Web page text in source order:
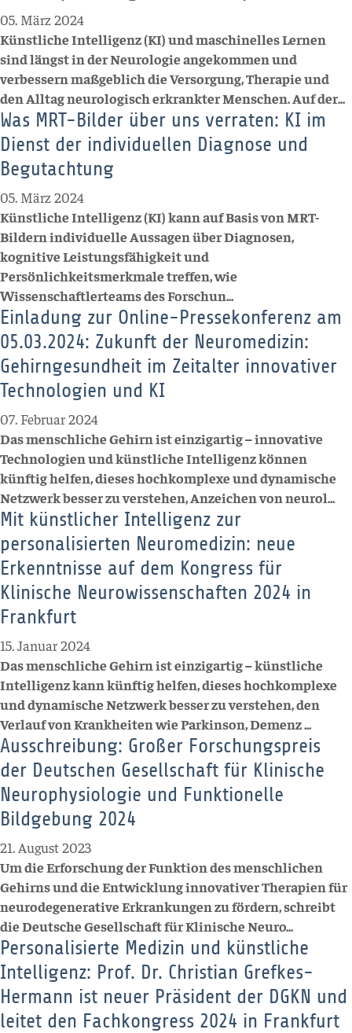
05. März 2024
Künstliche Intelligenz (KI) und maschinelles Lernen
sind längst in der Neurologie angekommen und
verbessern maßgeblich die Versorgung, Therapie und
den Alltag neurologisch erkrankter Menschen. Auf der...
Was MRT-Bilder über uns verraten: KI im
Dienst der individuellen Diagnose und
Begutachtung
05. März 2024
Künstliche Intelligenz (KI) kann auf Basis von MRT-
Bildern individuelle Aussagen über Diagnosen,
kognitive Leistungsfähigkeit und
Persönlichkeitsmerkmale treffen, wie
Wissenschaftlerteams des Forschun...
Einladung zur Online-Pressekonferenz am
05.03.2024: Zukunft der Neuromedizin:
Gehirngesundheit im Zeitalter innovativer
Technologien und KI
07. Februar 2024
Das menschliche Gehirn ist einzigartig – innovative
Technologien und künstliche Intelligenz können
künftig helfen, dieses hochkomplexe und dynamische
Netzwerk besser zu verstehen, Anzeichen von neurol...
Mit künstlicher Intelligenz zur
personalisierten Neuromedizin: neue
Erkenntnisse auf dem Kongress für
Klinische Neurowissenschaften 2024 in
Frankfurt
15. Januar 2024
Das menschliche Gehirn ist einzigartig – künstliche
Intelligenz kann künftig helfen, dieses hochkomplexe
und dynamische Netzwerk besser zu verstehen, den
Verlauf von Krankheiten wie Parkinson, Demenz ...
Ausschreibung: Großer Forschungspreis
der Deutschen Gesellschaft für Klinische
Neurophysiologie und Funktionelle
Bildgebung 2024
21. August 2023
Um die Erforschung der Funktion des menschlichen
Gehirns und die Entwicklung innovativer Therapien für
neurodegenerative Erkrankungen zu fördern, schreibt
die Deutsche Gesellschaft für Klinische Neuro...
Personalisierte Medizin und künstliche
Intelligenz: Prof. Dr. Christian Grefkes-
Hermann ist neuer Präsident der DGKN und
leitet den Fachkongress 2024 in Frankfurt